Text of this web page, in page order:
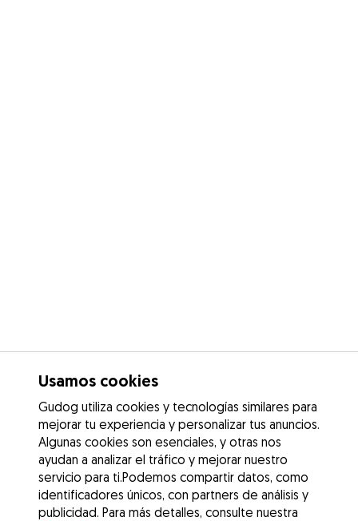
Usamos cookies
Gudog utiliza cookies y tecnologías similares para
mejorar tu experiencia y personalizar tus anuncios.
Algunas cookies son esenciales, y otras nos
ayudan a analizar el tráfico y mejorar nuestro
servicio para ti.Podemos compartir datos, como
identificadores únicos, con partners de análisis y
publicidad. Para más detalles, consulte nuestra